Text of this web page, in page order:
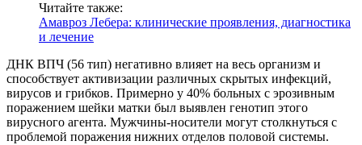
Читайте также:
Амавроз Лебера: клинические проявления, диагностика
и лечение
ДНК ВПЧ (56 тип) негативно влияет на весь организм и
способствует активизации различных скрытых инфекций,
вирусов и грибков. Примерно у 40% больных с эрозивным
поражением шейки матки был выявлен генотип этого
вирусного агента. Мужчины-носители могут столкнуться с
проблемой поражения нижних отделов половой системы.